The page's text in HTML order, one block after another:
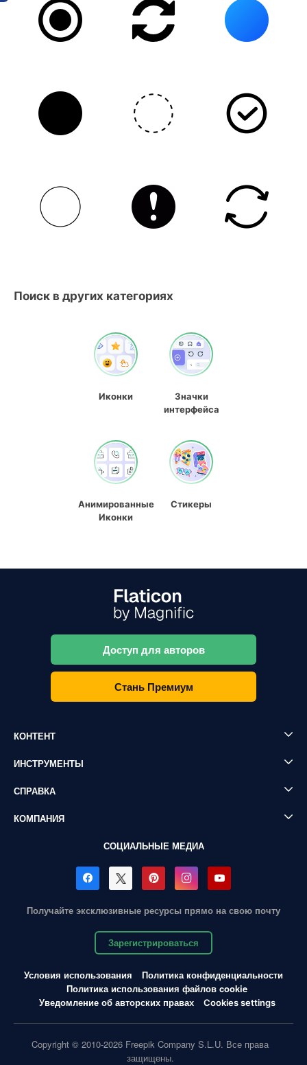
Поиск в других категориях
Иконки
Значки
интерфейса
Анимированные
Иконки
Стикеры
Доступ для авторов
Стань Премиум
КОНТЕНТ
ИНСТРУМЕНТЫ
СПРАВКА
КОМПАНИЯ
СОЦИАЛЬНЫЕ МЕДИА
Получайте эксклюзивные ресурсы прямо на свою почту
Зарегистрироваться
Условия использования
Политика конфиденциальности
Политика использования файлов cookie
Уведомление об авторских правах
Cookies settings
Copyright © 2010-2026 Freepik Company S.L.U. Все права
защищены.